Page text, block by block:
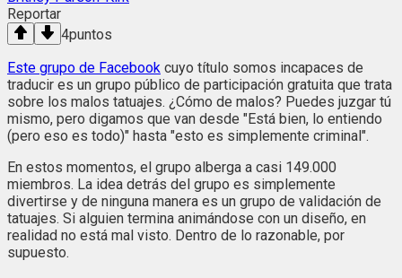
Reportar
4puntos
Este grupo de Facebook cuyo título somos incapaces de
traducir es un grupo público de participación gratuita que trata
sobre los malos tatuajes. ¿Cómo de malos? Puedes juzgar tú
mismo, pero digamos que van desde "Está bien, lo entiendo
(pero eso es todo)" hasta "esto es simplemente criminal".
En estos momentos, el grupo alberga a casi 149.000
miembros. La idea detrás del grupo es simplemente
divertirse y de ninguna manera es un grupo de validación de
tatuajes. Si alguien termina animándose con un diseño, en
realidad no está mal visto. Dentro de lo razonable, por
supuesto.